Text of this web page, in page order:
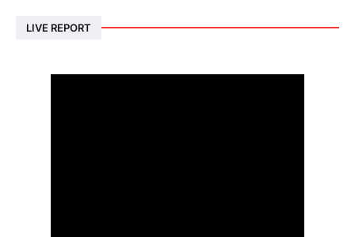
LIVE REPORT